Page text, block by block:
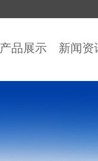
产品展示 新闻资